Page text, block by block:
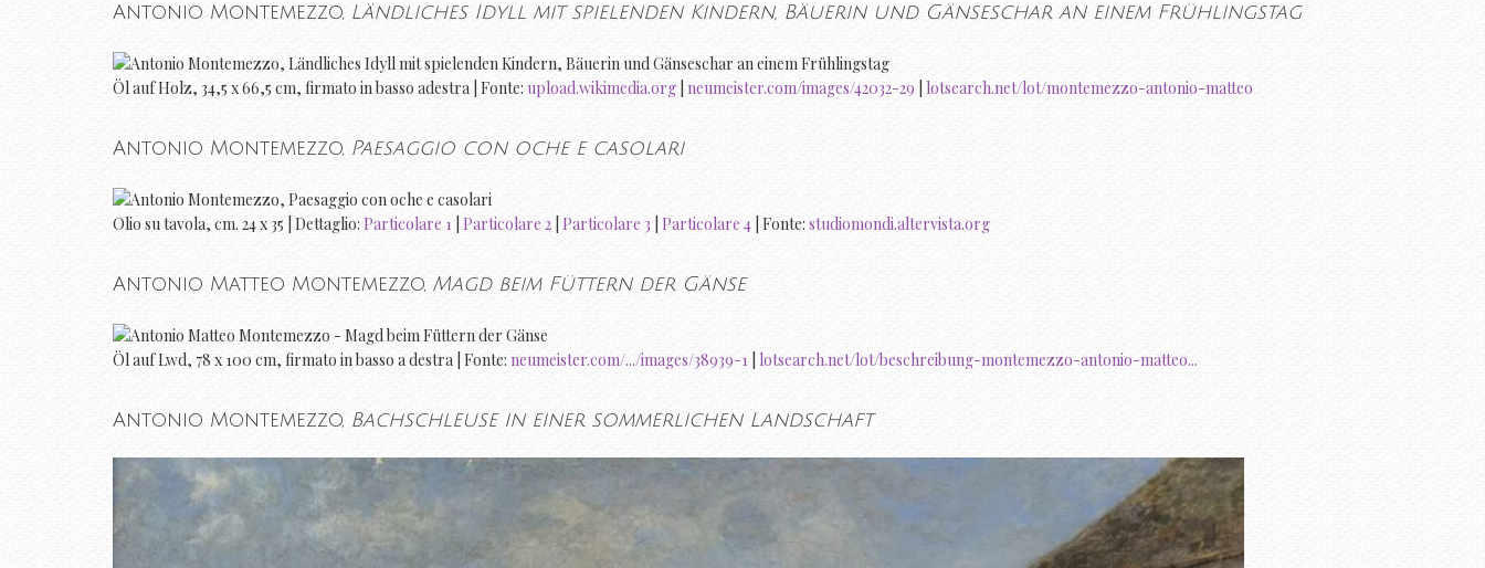
Antonio Montemezzo, Ländliches Idyll mit spielenden Kindern, Bäuerin und Gänseschar an einem Frühlingstag
Öl auf Holz, 34,5 x 66,5 cm, firmato in basso adestra | Fonte: upload.wikimedia.org neumeister.com/images/42032-29 lotsearch.net/lot/montemezzo-antonio-matteo
Antonio Montemezzo, Paesaggio con oche e casolari
Olio su tavola, cm. 24 x 35 | Dettaglio: Particolare 1 Particolare 2 Particolare 3 Particolare 4 | Fonte: studiomondi.altervista.org
Antonio Matteo Montemezzo, Magd beim Füttern der Gänse
Öl auf Lwd, 78 x 100 cm, firmato in basso a destra | Fonte: neumeister.com/.../images/38939-1 lotsearch.net/lot/beschreibung-montemezzo-antonio-matteo...
Antonio Montemezzo, Bachschleuse in einer sommerlichen Landschaft